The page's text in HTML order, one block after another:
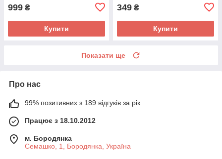
999 ₴
Купити
349 ₴
Купити
Показати ще
Про нас
99% позитивних з 189 відгуків за рік
Працює з 18.10.2012
м. Бородянка
Семашко, 1, Бородянка, Україна